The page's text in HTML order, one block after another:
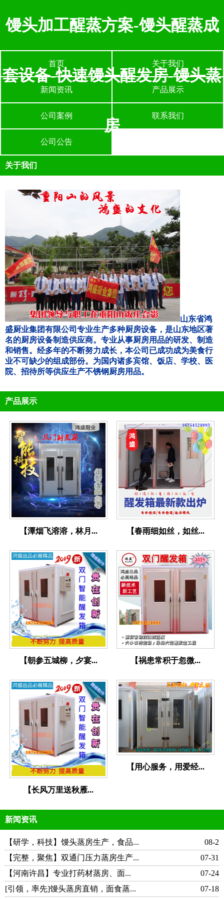
馒头加工醒蒸方案-馒头醒蒸成
套设备-快速馒头醒发房-馒头蒸
房
首页 关于我们
新闻资讯 产品展示
公司案例 联系我们
公司公告
关于我们
山东省鸿
盛厨业集团有限公司专业生产多种厨房设备，是山东地区著
名的厨房设备制造供应商。专业从事厨房用品的研发、制造
和销售。经多年的不断努力成长，本公司已成功成为美食行
业不可缺少的组成部份。为国内诸多宾馆、饭店、学校、医
院、招待所等供应生产不锈钢厨房用品。
产品展示
【潭烟飞溶溶，林月... 【春雨细如丝，如丝...
【朝参五城柳，夕宴... 【祸患常积于忽微...
【长风万里送秋雁...
【用心服务，用爱经...
新闻资讯
08-2
【研学，科技】馒头蒸房生产，食品...
07-31
【完整，聚焦】双通门压力蒸房生产...
07-24
【河南许昌】专业打药材蒸房、面...
07-18
[引领，率先]馒头蒸房直销，面食蒸...